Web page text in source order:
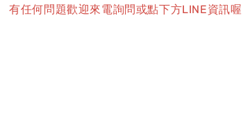
有任何問題歡迎來電詢問或點下方LINE資訊喔